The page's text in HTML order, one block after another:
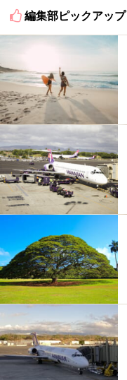
編集部ピックアップ